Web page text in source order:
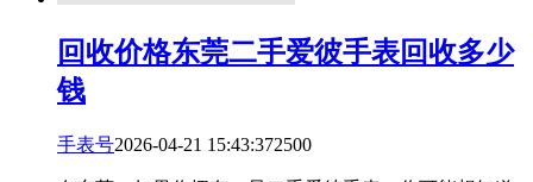
回收价格东莞二手爱彼手表回收多少
钱
手表号2026-04-21 15:43:372500